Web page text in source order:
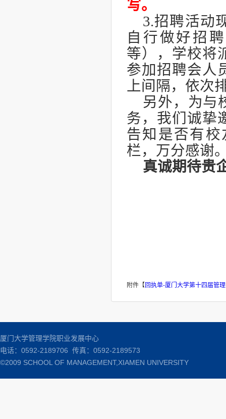
写。
3.招聘活动
自行做好招
等），学校将
参加招聘会人
上间隔，依次
另外，为与
务，我们诚挚
告知是否有
栏，万分感谢
真诚期待贵
附件【 回执单-厦门大学第十四届管
厦门大学管理学院职业发展中心
电话：0592-2189706 传真：0592-2189573
©2009 SCHOOL OF MANAGEMENT,XIAMEN UNIVERSITY